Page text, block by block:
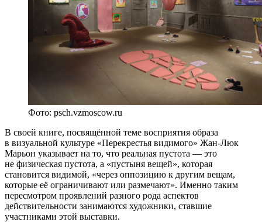
Фото: psch.vzmoscow.ru
В своей книге, посвящённой теме восприятия образа
в визуальной культуре «Перекрестья видимого» Жан-Люк
Марьон указывает на то, что реальная пустота — это
не физическая пустота, а «пустыня вещей», которая
становится видимой, «через оппозицию к другим вещам,
которые её ограничивают или размечают». Именно таким
пересмотром проявлений разного рода аспектов
действительности занимаются художники, ставшие
участниками этой выставки.